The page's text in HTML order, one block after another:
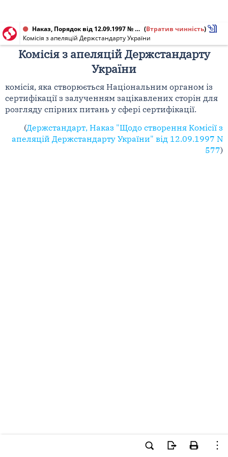
Наказ, Порядок від 12.09.1997 № 577 (Втратив чинність)
Комісія з апеляцій Держстандарту України